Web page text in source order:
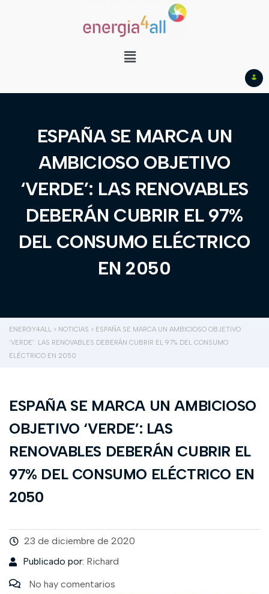
ESPAÑA SE MARCA UN
AMBICIOSO OBJETIVO
‘VERDE’: LAS RENOVABLES
DEBERÁN CUBRIR EL 97%
DEL CONSUMO ELÉCTRICO
EN 2050
ENERGY4ALL > NOTICIAS > ESPAÑA SE MARCA UN AMBICIOSO OBJETIVO
‘VERDE’: LAS RENOVABLES DEBERÁN CUBRIR EL 97% DEL CONSUMO
ELÉCTRICO EN 2050
ESPAÑA SE MARCA UN AMBICIOSO
OBJETIVO ‘VERDE’: LAS
RENOVABLES DEBERÁN CUBRIR EL
97% DEL CONSUMO ELÉCTRICO EN
2050
23 de diciembre de 2020
Publicado por: Richard
No hay comentarios